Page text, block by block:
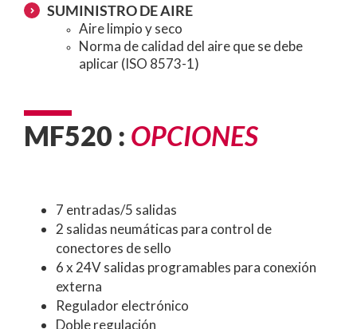
SUMINISTRO DE AIRE
Aire limpio y seco
Norma de calidad del aire que se debe
aplicar (ISO 8573-1)
MF520 : OPCIONES
7 entradas/5 salidas
2 salidas neumáticas para control de
conectores de sello
6 x 24V salidas programables para conexión
externa
Regulador electrónico
Doble regulación